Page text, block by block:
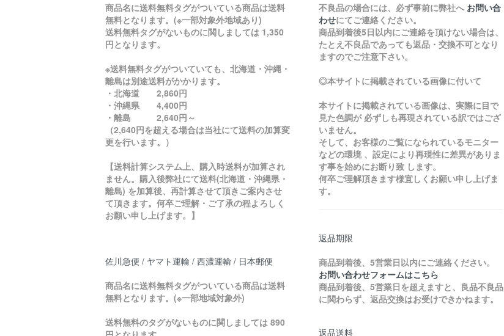
商品名に送料無料タグがついている商品は送料
無料となります。(※一部対象外地域あり)
送料無料タグがないものに関しましては 1,350
円となります。
※送料無料タグがついていても、北海道・沖縄・
離島は別途送料がかかります。
・北海道 2,860円
・沖縄県 4,400円
・離島 2,640円～
（2,640円を超える場合は当社にて送料の加算変
更を行います。）
【送料計算システム上、購入時送料が加算され
ません。購入後弊社にて送料(北海道・沖縄県・
離島) を加算後、再計算させて頂きご案内させ
て頂きます。何卒ご理解・ご了承の程よろしく
お願い申し上げます。】
佐川急便 / ヤマト運輸 / 西濃運輸 / 日本郵便
商品名に送料無料タグがついている商品は送料
無料となります。(※一部地域対象外)
送料無料のタグがないものに関しましては 890
不良品の場合には、必ず事前に弊社へ お問い合
わせにてご連絡ください。
商品到着後5日以内にご連絡を頂けない場合は、
たとえ不良品であっても返品・交換不可となり
ますのでご注意下さい。
◎本サイトに掲載されている画像に付いて
本サイトに掲載されている画像は、実際に目で
見た色調が 必ずしも再現されている訳ではござ
いません。
そして、お客様のご覧になられているモニター
などの環境 、設定により再現性に差異がありま
す事を始めにお断り致 します。
何卒ご理解頂きます様宜しくお願い申し上げま
す。
返品期限
商品到着後、5営業日以内にご連絡ください。
お問い合わせフォームはこちら
商品到着後、5営業日を超えますと、良品不良品
に関わらず、返品交換はお受けできかねます。
返品送料